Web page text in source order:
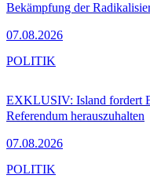
Bekämpfung der
07.08.2026
EXKLUSIV: Island fordert
Referendum herauszuhalten
07.08.2026
POLITIK
POLITIK